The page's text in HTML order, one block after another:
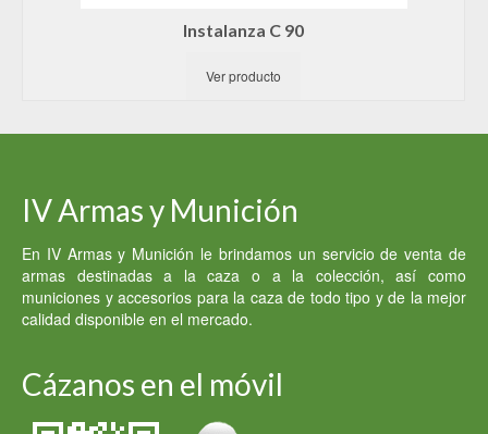
Instalanza C 90
Ver producto
IV Armas y Munición
En IV Armas y Munición le brindamos un servicio de venta de
armas destinadas a la caza o a la colección, así como
municiones y accesorios para la caza de todo tipo y de la mejor
calidad disponible en el mercado.
Cázanos en el móvil